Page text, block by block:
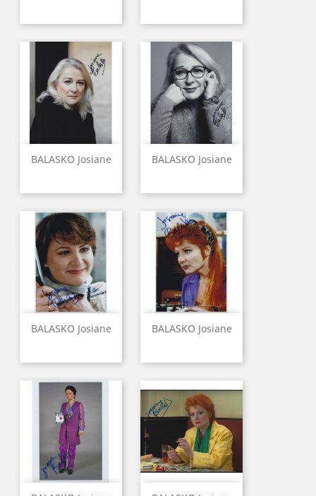
BALASKO Josiane BALASKO Josiane
BALASKO Josiane BALASKO Josiane